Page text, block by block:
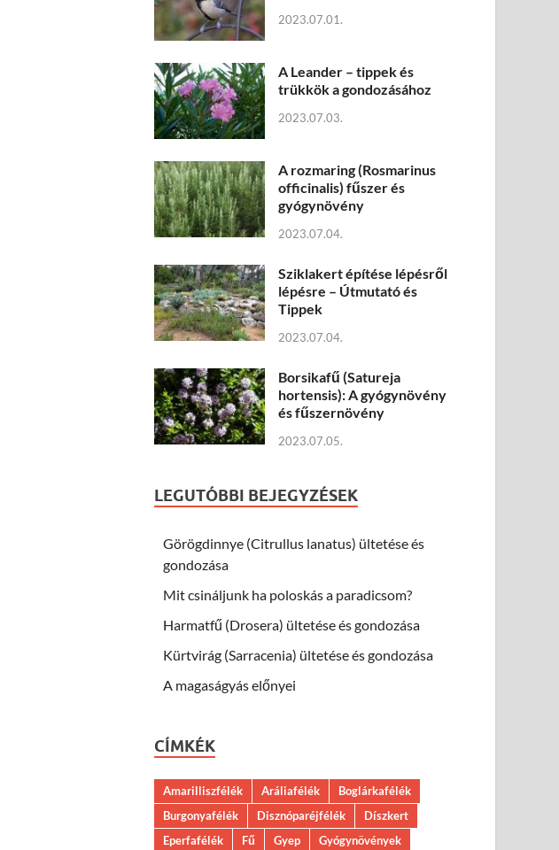
2023.07.01.
A Leander – tippek és
trükkök a gondozásához
2023.07.03.
A rozmaring (Rosmarinus
officinalis) fűszer és
gyógynövény
2023.07.04.
Sziklakert építése lépésről
lépésre – Útmutató és
Tippek
2023.07.04.
Borsikafű (Satureja
hortensis): A gyógynövény
és fűszernövény
2023.07.05.
LEGUTÓBBI BEJEGYZÉSEK
Görögdinnye (Citrullus lanatus) ültetése és
gondozása
Mit csináljunk ha poloskás a paradicsom?
Harmatfű (Drosera) ültetése és gondozása
Kürtvirág (Sarracenia) ültetése és gondozása
A magaságyás előnyei
CÍMKÉK
Amarilliszfélék Aráliafélék
Boglárkafélék
Burgonyafélék
Disznóparéjfélék
Díszkert
Eperfafélék
Fű Gyep
Gyógynövények